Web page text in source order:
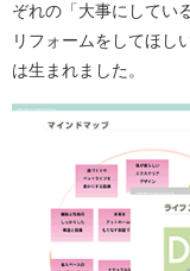
ぞれの「大事にしてい
リフォームをしてほし
は生まれました。